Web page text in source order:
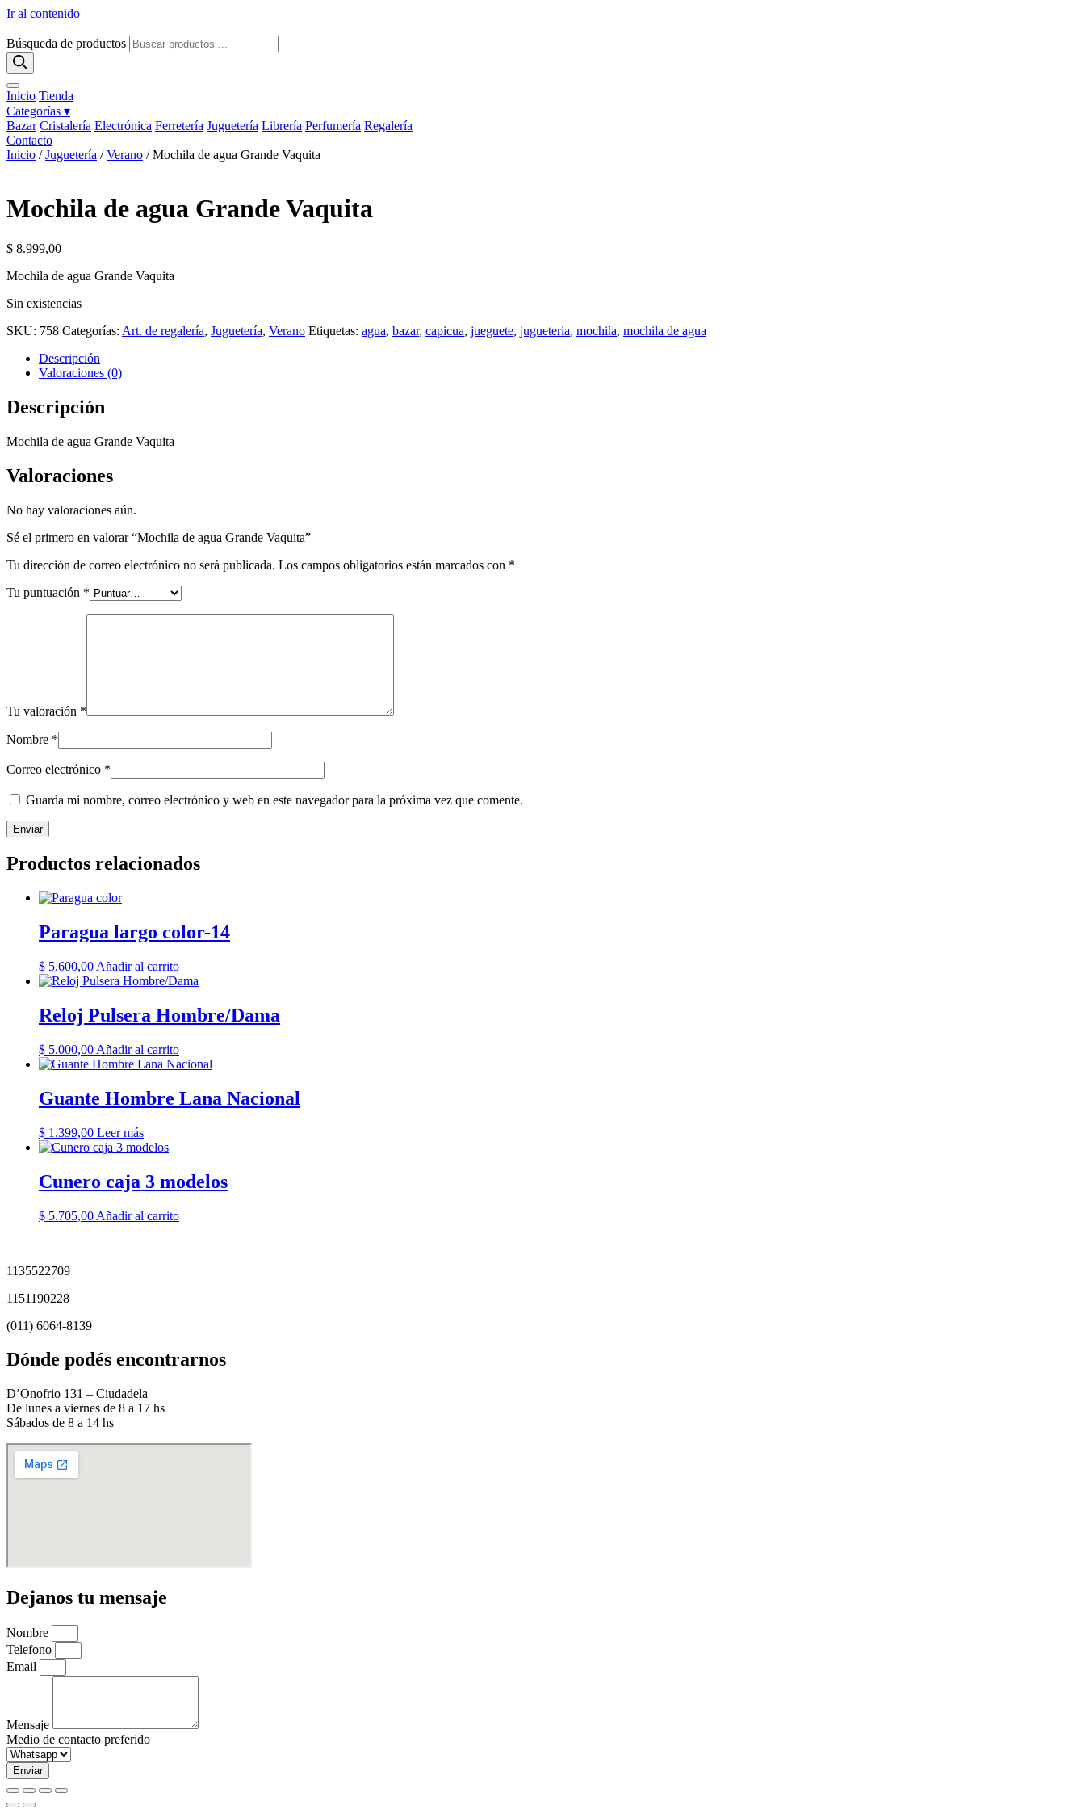
Ir al contenido
Búsqueda de productos
Inicio Tienda
Categorías ▾
Bazar Cristalería Electrónica Ferretería Juguetería Librería Perfumería Regalería
Contacto
Inicio /Juguetería /Verano / Mochila de agua Grande Vaquita
Mochila de agua Grande Vaquita
$ 8.999,00
Mochila de agua Grande Vaquita
Sin existencias
SKU: 758 Categorías: Art. de regalería, Juguetería, Verano Etiquetas: agua, bazar, capicua, jueguete, jugueteria, mochila, mochila de agua
Descripción
Valoraciones (0)
Descripción
Mochila de agua Grande Vaquita
Valoraciones
No hay valoraciones aún.
Sé el primero en valorar “Mochila de agua Grande Vaquita”
Tu dirección de correo electrónico no será publicada. Los campos obligatorios están marcados con *
Tu puntuación *
Tu valoración *
Nombre *
Correo electrónico *
Guarda mi nombre, correo electrónico y web en este navegador para la próxima vez que comente.
Productos relacionados
Paragua largo color-14
$ 5.600,00 Añadir al carrito
Reloj Pulsera Hombre/Dama
$ 5.000,00 Añadir al carrito
Guante Hombre Lana Nacional
$ 1.399,00 Leer más
Cunero caja 3 modelos
$ 5.705,00 Añadir al carrito
1135522709
1151190228
(011) 6064-8139
Dónde podés encontrarnos
D’Onofrio 131 – Ciudadela
De lunes a viernes de 8 a 17 hs
Sábados de 8 a 14 hs
Dejanos tu mensaje
Nombre
Telefono
Email
Mensaje
Medio de contacto preferido
Enviar